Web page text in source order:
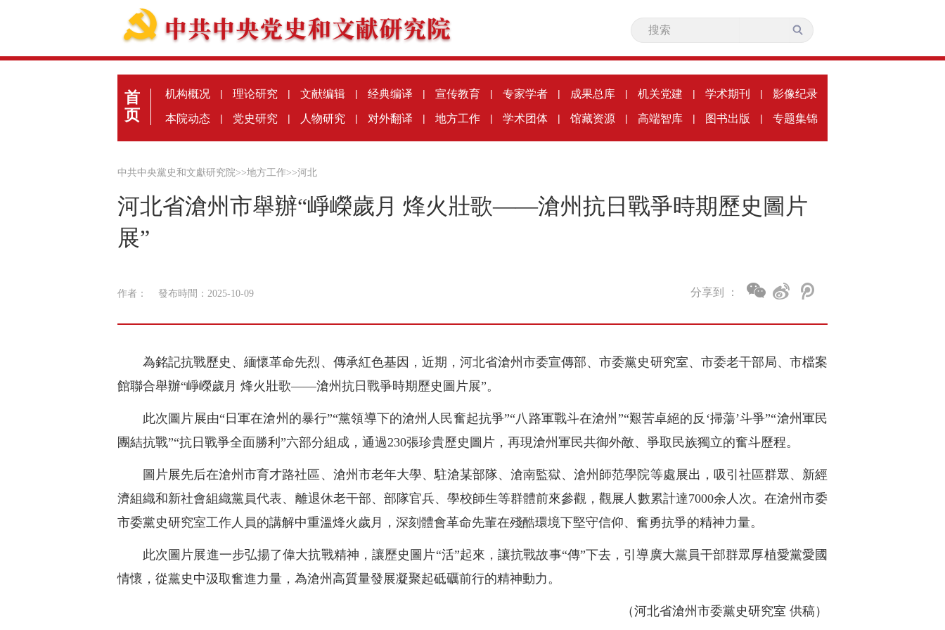
首
页
机构概况 | 理论研究 | 文献编辑 | 经典编译 | 宣传教育 | 专家学者 | 成果总库 | 机关党建 | 学术期刊 | 影像纪录
本院动态 | 党史研究 | 人物研究 | 对外翻译 | 地方工作 | 学术团体 | 馆藏资源 | 高端智库 | 图书出版 | 专题集锦
中共中央黨史和文獻研究院>>地方工作>>河北
河北省滄州市舉辦“崢嶸歲月 烽火壯歌——滄州抗日戰爭時期歷史圖片
展”
作者： 發布時間：2025-10-09 分享到 ：
為銘記抗戰歷史、緬懷革命先烈、傳承紅色基因，近期，河北省滄州市委宣傳部、市委黨史研究室、市委老干部局、市檔案
館聯合舉辦“崢嶸歲月 烽火壯歌——滄州抗日戰爭時期歷史圖片展”。
此次圖片展由“日軍在滄州的暴行”“黨領導下的滄州人民奮起抗爭”“八路軍戰斗在滄州”“艱苦卓絕的反‘掃蕩’斗爭”“滄州軍民
團結抗戰”“抗日戰爭全面勝利”六部分組成，通過230張珍貴歷史圖片，再現滄州軍民共御外敵、爭取民族獨立的奮斗歷程。
圖片展先后在滄州市育才路社區、滄州市老年大學、駐滄某部隊、滄南監獄、滄州師范學院等處展出，吸引社區群眾、新經
濟組織和新社會組織黨員代表、離退休老干部、部隊官兵、學校師生等群體前來參觀，觀展人數累計達7000余人次。在滄州市委
市委黨史研究室工作人員的講解中重溫烽火歲月，深刻體會革命先輩在殘酷環境下堅守信仰、奮勇抗爭的精神力量。
此次圖片展進一步弘揚了偉大抗戰精神，讓歷史圖片“活”起來，讓抗戰故事“傳”下去，引導廣大黨員干部群眾厚植愛黨愛國
情懷，從黨史中汲取奮進力量，為滄州高質量發展凝聚起砥礪前行的精神動力。
（河北省滄州市委黨史研究室 供稿）